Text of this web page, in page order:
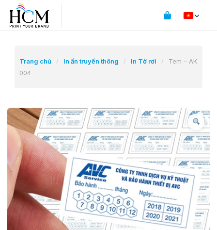
Trang chủ / In ấn truyền thông / In Tờ rơi /
Tem – AK
004